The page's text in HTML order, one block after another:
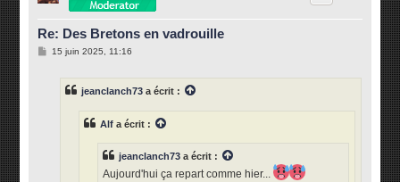
Re: Des Bretons en vadrouille
M15 juin 2025, 11:16
jeanclanch73 a écrit :
Alf a écrit :
jeanclanch73 a écrit :
Aujourd'hui ça repart comme hier...